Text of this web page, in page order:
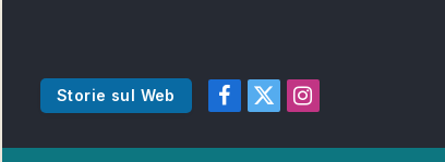
Storie sul Web
Facebook
X
Instagram